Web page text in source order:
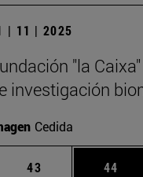
| 11 | 2025
"la
investigación
Cedida
intermedias Use TAB
Página
43 Página
44